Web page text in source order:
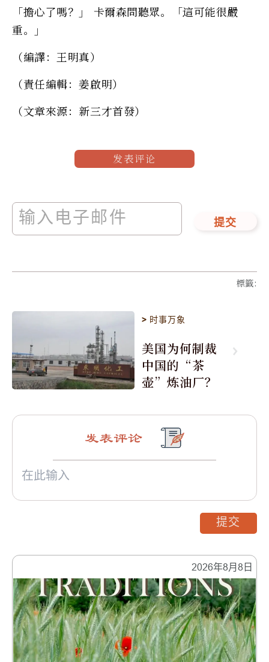
「擔心了嗎？」 卡爾森問聽眾。「這可能很嚴
重。」
（編譯：王明真）
（責任編輯：姜啟明）
（文章來源：新三才首發）
发表评论
提交
標籤:
> 时事万象
美国为何制裁
中国的“茶
壶”炼油厂？
2026年8月8日
发表评论
提交